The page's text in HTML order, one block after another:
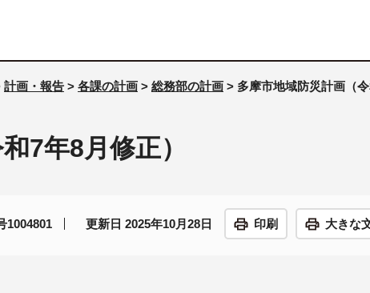
計画・報告 > 各課の計画 > 総務部の計画 > 多摩市地域防災計画（
7年8月修正）
1004801 更新日 2025年10月28日 印刷 大きな